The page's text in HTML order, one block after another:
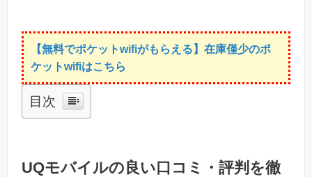
【無料でポケットwifiがもらえる】在庫僅少のポ
ケットwifiはこちら
目次
UQモバイルの良い口コミ・評判を徹